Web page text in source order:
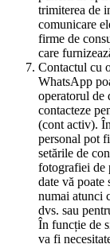
trimiterea de
comunicare
firme de
care
Contactul cu
WhatsApp
operatorul de
contacteze
(cont activ).
personal pot
setările de
fotografiei de
date vă poate
numai atunci
dvs. sau
În funcție de
va fi